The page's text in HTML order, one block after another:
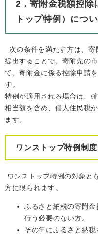
2．寄附金税額控除
トップ特例）につ
次の条件を満たす方は、寄
提出することで、寄附先の
て、寄附金に係る控除申請
す。
特例が適用される場合は、
相当額を含め、個人住民税
ます。
ワンストップ特例制
ワンストップ特例の対象と
方に限られます。
ふるさと納税の寄附
行う必要のない方。
その年にふるさと納